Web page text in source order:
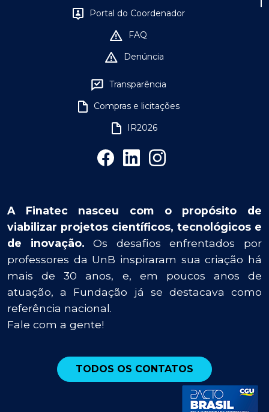
Portal do Coordenador
FAQ
Denúncia
Transparência
Compras e licitações
IR2026
A Finatec nasceu com o propósito de
viabilizar projetos científicos, tecnológicos e
de inovação. Os desafios enfrentados por
professores da UnB inspiraram sua criação há
mais de 30 anos, e, em poucos anos de
atuação, a Fundação já se destacava como
referência nacional.
Fale com a gente!
TODOS OS CONTATOS